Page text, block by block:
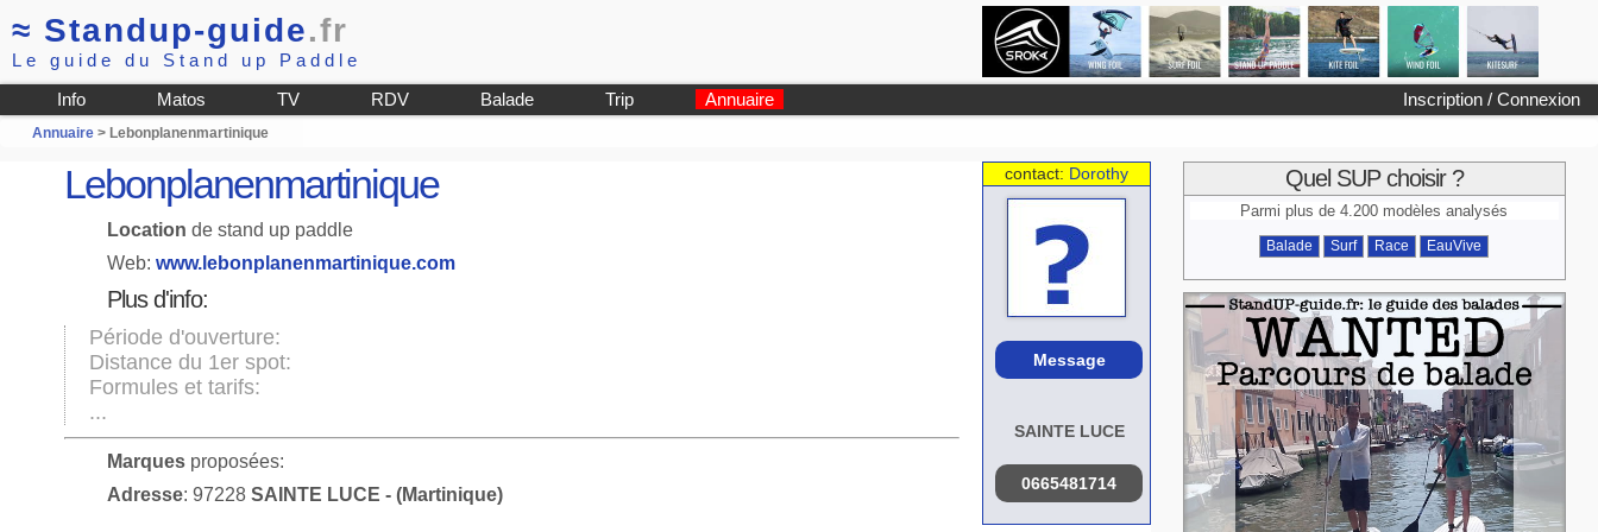
≈ Standup-guide.fr
Le guide du Stand up Paddle
Inscription / Connexion
Info Matos TV RDV Balade Trip Annuaire
Annuaire> Lebonplanenmartinique
contact: Dorothy
Message
SAINTE LUCE
0665481714
Lebonplanenmartinique
Locationde stand up paddle
Web:www.lebonplanenmartinique.com
Plus d'info:
Période d'ouverture:
Distance du 1er spot:
Formules et tarifs:
...
Marques proposées:
Adresse: 97228SAINTE LUCE - (Martinique)
Quel SUP choisir ?
Parmi plus de 4.200 modèles analysés
Balade Surf Race EauVive